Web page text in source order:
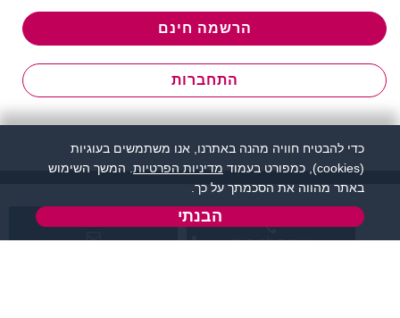
הרשמה חינם
התחברות
שירות לקוחות:
כדי להבטיח חוויה מהנה באתרנו, אנו משתמשים בעוגיות
(cookies), כמפורט בעמוד
מדיניות הפרטיות . המשך השימוש
באתר מהווה את הסכמתך על כך.
הבנתי